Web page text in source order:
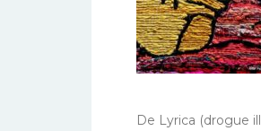
De Lyrica (drogue